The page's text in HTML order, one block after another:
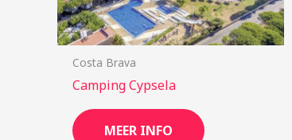
Costa Brava
Camping Cypsela
MEER INFO